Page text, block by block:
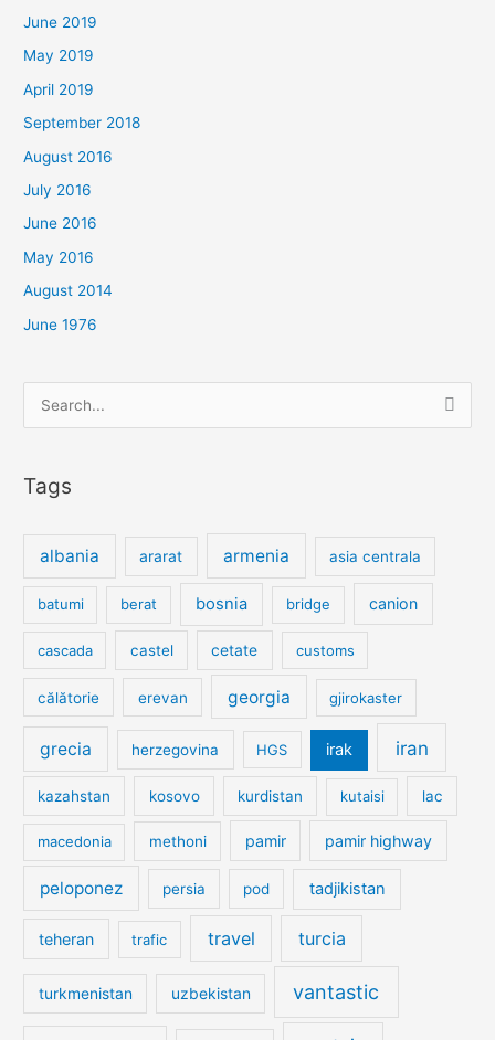
June 2019
May 2019
April 2019
September 2018
August 2016
July 2016
June 2016
May 2016
August 2014
June 1976
for:
Tags
albania ararat armenia asia centrala
batumi berat bosnia bridge canion
cascada castel cetate customs
călătorie erevan georgia gjirokaster
grecia herzegovina HGS irak iran
kazahstan kosovo kurdistan kutaisi lac
macedonia methoni pamir pamir highway
peloponez persia pod tadjikistan
teheran trafic travel turcia
turkmenistan uzbekistan vantastic